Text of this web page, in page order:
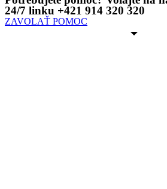
24/7 linku +421 914 320 320
ZAVOLAŤ POMOC